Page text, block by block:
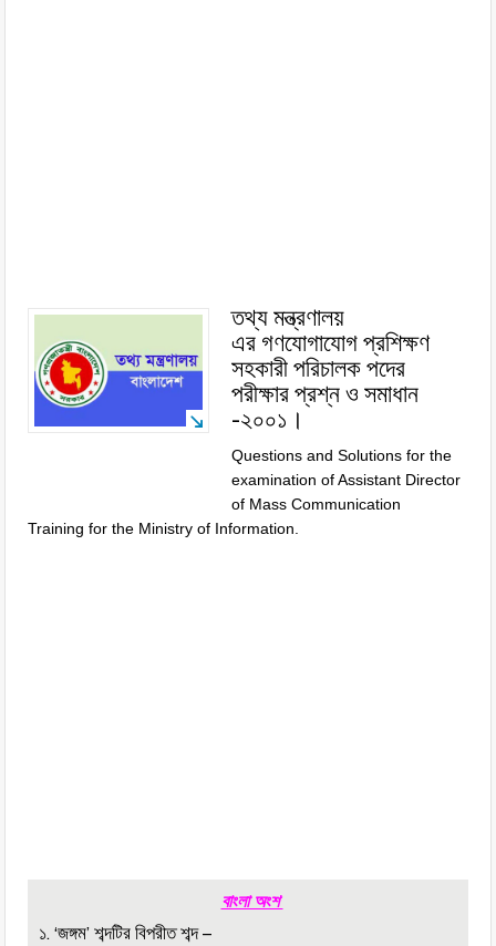
তথ্য মন্ত্রণালয়
এর গণযোগাযোগ প্রশিক্ষণ
সহকারী পরিচালক পদের
পরীক্ষার প্রশ্ন ও সমাধান
-২০০১।
Questions and Solutions for the
examination of Assistant Director
of Mass Communication
Training for the Ministry of Information.
বাংলা অংশ
১. ‘জঙ্গম’ শব্দটির বিপরীত শব্দ –